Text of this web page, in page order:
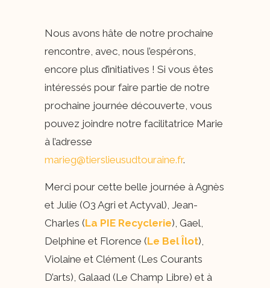
Nous avons hâte de notre prochaine
rencontre, avec, nous l’espérons,
encore plus d’initiatives ! Si vous êtes
intéressés pour faire partie de notre
prochaine journée découverte, vous
pouvez joindre notre facilitatrice Marie
à l’adresse
marieg@tierslieusudtouraine.fr.
Merci pour cette belle journée à Agnès
et Julie (O3 Agri et Actyval), Jean-
Charles (La PIE Recyclerie), Gael,
Delphine et Florence (Le Bel Îlot),
Violaine et Clément (Les Courants
D’arts), Galaad (Le Champ Libre) et à